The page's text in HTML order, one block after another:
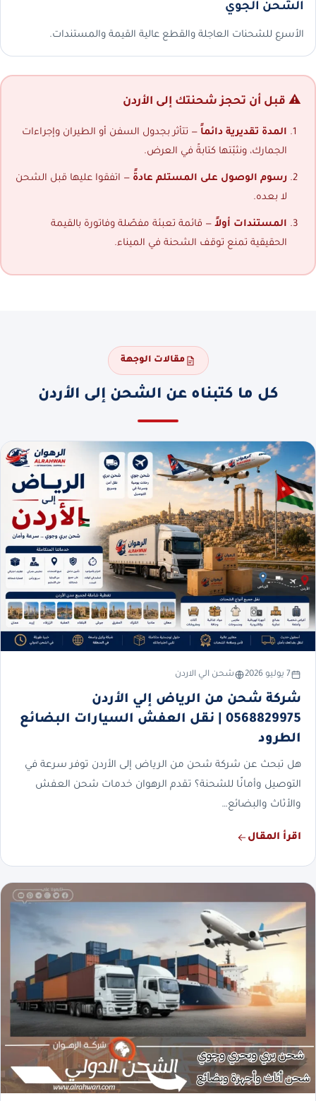
الشحن الجوي
الأسرع للشحنات العاجلة والقطع عالية القيمة والمستندات.
⚠️ قبل أن تحجز شحنتك إلى الأردن
المدة تقديرية دائماً — تتأثر بجدول السفن أو الطيران وإجراءات
الجمارك، ونثبّتها كتابةً في العرض.
رسوم الوصول على المستلم عادةً — اتفقوا عليها قبل الشحن
لا بعده.
المستندات أولاً — قائمة تعبئة مفصّلة وفاتورة بالقيمة
الحقيقية تمنع توقف الشحنة في الميناء.
مقالات الوجهة
كل ما كتبناه عن الشحن إلى الأردن
7 يوليو 2026 شحن الي الاردن
شركة شحن من الرياض إلي الأردن
0568829975 | نقل العفش السيارات البضائع
الطرود
هل تبحث عن شركة شحن من الرياض إلى الأردن توفر سرعة في
التوصيل وأمانًا للشحنة؟ تقدم الرهوان خدمات شحن العفش
والأثاث والبضائع…
اقرأ المقال